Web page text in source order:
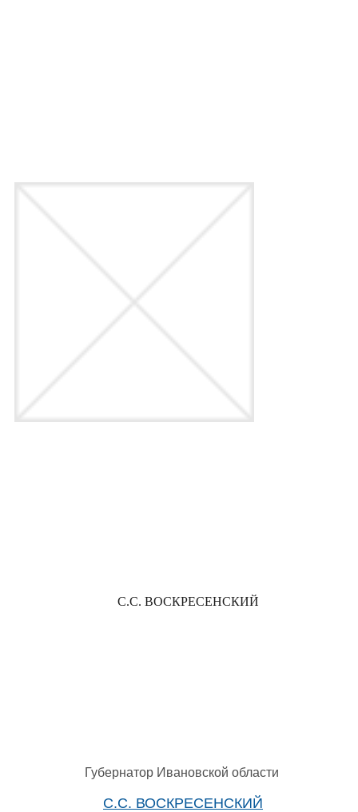
С.С. ВОСКРЕСЕНСКИЙ
Губернатор Ивановской области
С.С. ВОСКРЕСЕНСКИЙ